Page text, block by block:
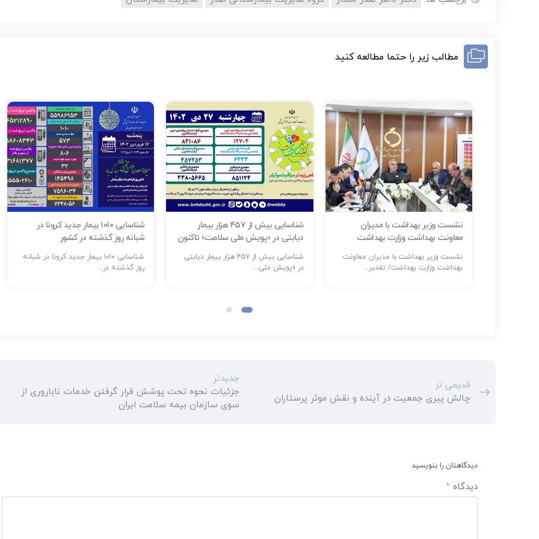
مطالب زیر را حتما مطالعه کنید
نشست وزیر بهداشت با مدیران
معاونت بهداشت وزارت بهداشت
نشست وزیر بهداشت با مدیران معاونت
بهداشت وزارت بهداشت/ تقدیر...
شناسایی بیش از ۴۵۷ هزار بیمار
دیابتی در «پویش ملی سلامت» تاکنون
شناسایی بیش از ۴۵۷ هزار بیمار دیابتی
در «پویش ملی...
شناسایی ۱۰۱۰ بیمار جدید کرونا در
شبانه روز گذشته در کشور
شناسایی ۱۰۱۰ بیمار جدید کرونا در شبانه
روز گذشته در...
قدیمی تر
چالش پیری جمعیت در آینده و نقش موثر پرستاران
جدیدتر
جزئیات نحوه تحت پوشش قرار گرفتن خدمات ناباروری از
سوی سازمان بیمه سلامت ایران
دیدگاهتان را بنویسید
دیدگاه *